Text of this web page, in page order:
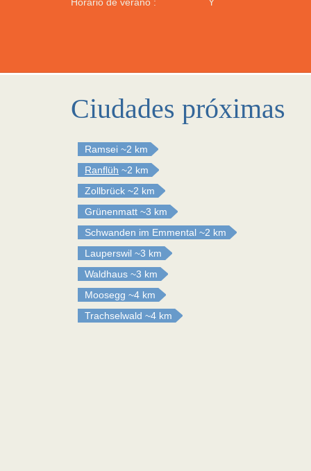
Ciudades próximas
Ramsei ~2 km
Ranflüh ~2 km
Zollbrück ~2 km
Grünenmatt ~3 km
Schwanden im Emmental ~2 km
Lauperswil ~3 km
Waldhaus ~3 km
Moosegg ~4 km
Trachselwald ~4 km